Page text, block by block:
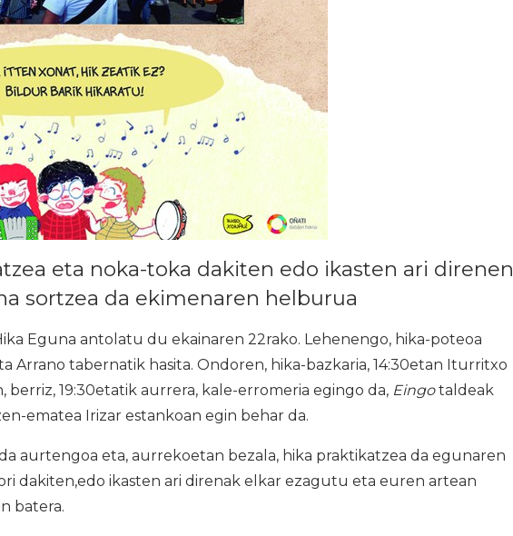
eta noka-toka dakiten edo ikasten ari direnen
sortzea da ekimenaren helburua
Eguna antolatu du ekainaren 22rako. Lehenengo, hika-poteoa
Arrano tabernatik hasita. Ondoren, hika-bazkaria, 14:30etan Iturritxo
berriz, 19:30etatik aurrera, kale-erromeria egingo da, Eingotaldeak
ematea Irizar estankoan egin behar da.
aurtengoa eta, aurrekoetan bezala, hika praktikatzea da egunaren
dakiten,edo ikasten ari direnak elkar ezagutu eta euren artean
batera.